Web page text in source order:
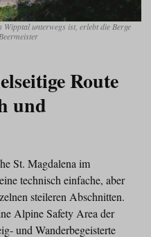
unterwegs ist, erlebt die Berge
Route
und
St. Magdalena im
technisch einfache, aber
steileren Abschnitten.
Alpine Safety Area der
und Wanderbegeisterte